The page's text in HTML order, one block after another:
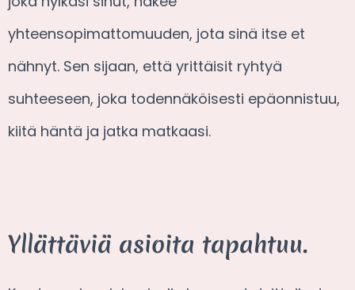
yhteensopimattomuuden, jota sinä itse et
nähnyt. Sen sijaan, että yrittäisit ryhtyä
suhteeseen, joka todennäköisesti epäonnistuu,
kiitä häntä ja jatka matkaasi.
Yllättäviä asioita tapahtuu.